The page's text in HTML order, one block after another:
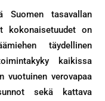
Suomen tasavallan
kokonaisetuudet on
täydellinen
kaikissa
verovapaa
sekä kattava